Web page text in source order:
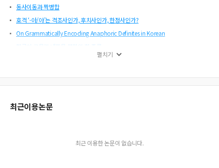
동사이동과 짝병합
호격 ‘-아/야’는 격조사인가, 후치사인가, 한정사인가?
On Grammatically Encoding Anaphoric Definites in Korean
한국어 근문과 내포문 불화의 한 종류
Two Approaches on Echoed Predicate Constructions Revisited
펼치기
최근이용논문
최근 이용한 논문이 없습니다.